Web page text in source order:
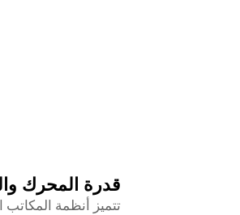
قدرة المحرك
تتميز أنظمة